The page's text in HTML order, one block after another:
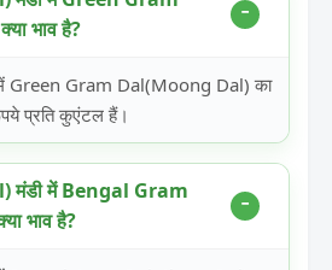
भाव है?
Green Gram Dal(Moong Dal) का
प्रति कुएंटल हैं।
मंडी में Bengal Gram
भाव है?